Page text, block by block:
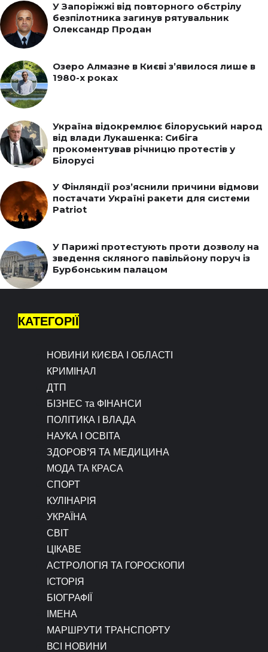
У Запоріжжі від повторного обстрілу
безпілотника загинув рятувальник
Олександр Продан
Озеро Алмазне в Києві з’явилося лише в
1980-х роках
Україна відокремлює білоруський народ
від влади Лукашенка: Сибіга
прокоментував річницю протестів у
Білорусі
У Фінляндії роз’яснили причини відмови
постачати Україні ракети для системи
Patriot
У Парижі протестують проти дозволу на
зведення скляного павільйону поруч із
Бурбонським палацом
КАТЕГОРІЇ
НОВИНИ КИЄВА І ОБЛАСТІ
КРИМІНАЛ
ДТП
БІЗНЕС та ФІНАНСИ
ПОЛІТИКА І ВЛАДА
НАУКА І ОСВІТА
ЗДОРОВ’Я ТА МЕДИЦИНА
МОДА ТА КРАСА
СПОРТ
КУЛІНАРІЯ
УКРАЇНА
СВІТ
ЦІКАВЕ
АСТРОЛОГІЯ ТА ГОРОСКОПИ
ІСТОРІЯ
БІОГРАФІЇ
ІМЕНА
МАРШРУТИ ТРАНСПОРТУ
ВСІ НОВИНИ